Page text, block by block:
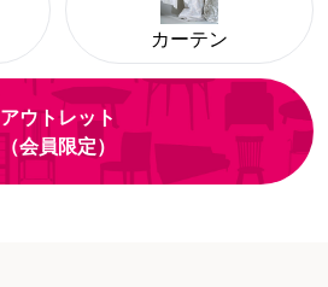
カーテン
アウトレット
（会員限定）